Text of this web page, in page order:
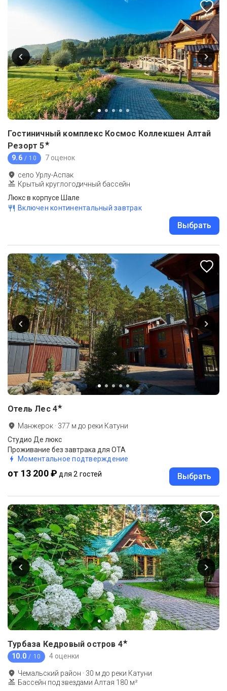
Гостиничный комплекс Космос Коллекшен Алтай
Резорт 5★
9.6 / 10 7 оценок
село Урлу-Аспак
Крытый круглогодичный бассейн
Люкс в корпусе Шале
Включен континентальный завтрак
Выбрать
Отель Лес 4★
Манжерок · 377 м до реки Катуни
Студио Де люкс
Проживание без завтрака для ОТА
Моментальное подтверждение
от 13 200 ₽ для 2 гостей Выбрать
Турбаза Кедровый остров 4★
10.0 / 10 4 оценки
Чемальский район · 30 м до реки Катуни
Бассейн под звездами Алтая 180 м²